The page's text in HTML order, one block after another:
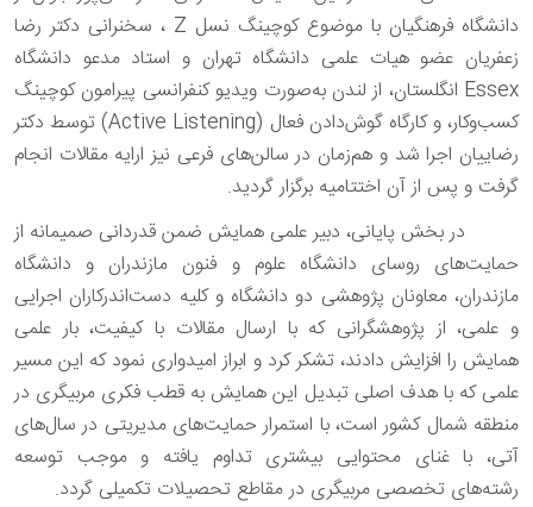
دانشگاه فرهنگیان با موضوع کوچینگ نسل
Z ، سخنرانی دکتر رضا
زعفریان عضو هیات علمی دانشگاه تهران و استاد مدعو دانشگاه
Essex انگلستان، از لندن به‌صورت ویدیو کنفرانسی پیرامون کوچینگ
کسب‌وکار، و کارگاه گوش‌دادن فعال (Active Listening)
توسط دکتر
رضاییان اجرا شد و هم‌زمان در سالن‌های فرعی نیز ارایه مقالات انجام
گرفت و پس از آن اختتامیه برگزار گردید.
در بخش پایانی، دبیر علمی همایش ضمن قدردانی صمیمانه از
حمایت‌های روسای دانشگاه علوم و فنون مازندران و دانشگاه
مازندران، معاونان پژوهشی دو دانشگاه و کلیه دست‌اندرکاران اجرایی
و علمی، از پژوهشگرانی که با ارسال مقالات با کیفیت، بار علمی
همایش را افزایش دادند، تشکر کرد و ابراز امیدواری نمود که این مسیر
علمی که با هدف اصلی تبدیل این همایش به قطب فکری مربیگری در
منطقه شمال کشور است، با استمرار حمایت‌های مدیریتی در سال‌های
آتی، با غنای محتوایی بیشتری تداوم یافته و موجب توسعه
رشته‌های تخصصی مربیگری در مقاطع تحصیلات تکمیلی گردد.